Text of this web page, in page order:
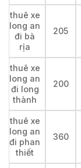
thuê xe
long an
đi bà
rịa
205
thuê xe
long an
đi long
thành
200
thuê xe
long an
đi phan
thiết
360